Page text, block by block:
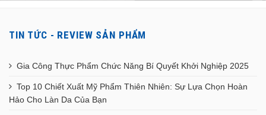
TIN TỨC - REVIEW SẢN PHẨM
Gia Công Thực Phẩm Chức Năng Bí Quyết Khởi Nghiệp 2025
Top 10 Chiết Xuất Mỹ Phẩm Thiên Nhiên: Sự Lựa Chọn Hoàn
Hảo Cho Làn Da Của Bạn